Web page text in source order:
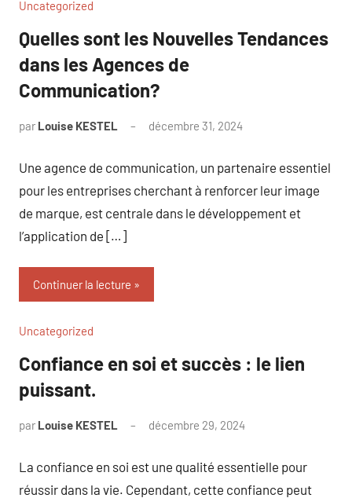
Uncategorized
Quelles sont les Nouvelles Tendances
dans les Agences de
Communication?
par Louise KESTEL décembre 31, 2024
Une agence de communication, un partenaire essentiel
pour les entreprises cherchant à renforcer leur image
de marque, est centrale dans le développement et
l’application de […]
Continuer la lecture
Uncategorized
Confiance en soi et succès : le lien
puissant.
par Louise KESTEL décembre 29, 2024
La confiance en soi est une qualité essentielle pour
réussir dans la vie. Cependant, cette confiance peut